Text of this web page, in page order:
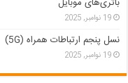
19 نوامبر, 2025
نسل پنجم ارتباطات همراه (5G)
19 نوامبر, 2025